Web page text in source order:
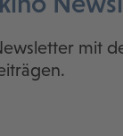
mit